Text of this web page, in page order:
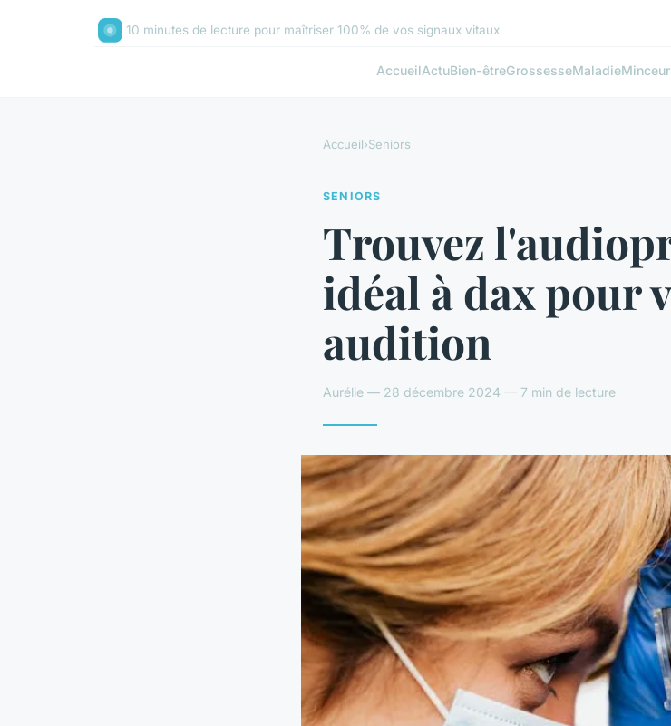
10 minutes de lecture pour maîtriser 100% de vos signaux vitaux
AccueilActuBien-êtreGrossesseMaladieMinceur
Accueil›Seniors
SENIORS
Trouvez
idéal à dax pour
audition
Aurélie — 28 décembre 2024 — 7 min de lecture